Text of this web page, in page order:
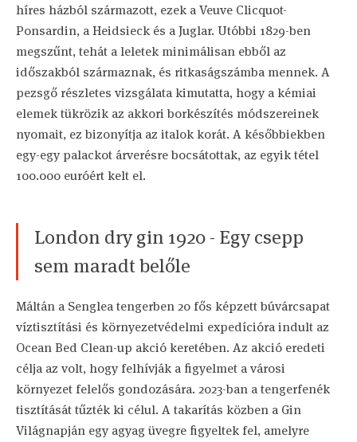
híres házból származott, ezek a Veuve Clicquot-
Ponsardin, a Heidsieck és a Juglar. Utóbbi 1829-ben
megszűnt, tehát a leletek minimálisan ebből az
időszakból származnak, és ritkaságszámba mennek. A
pezsgő részletes vizsgálata kimutatta, hogy a kémiai
elemek tükrözik az akkori borkészítés módszereinek
nyomait, ez bizonyítja az italok korát. A későbbiekben
egy-egy palackot árverésre bocsátottak, az egyik tétel
100.000 euróért kelt el.
London dry gin 1920 - Egy csepp
sem maradt belőle
Máltán a Senglea tengerben 20 fős képzett búvárcsapat
víztisztítási és környezetvédelmi expedícióra indult az
Ocean Bed Clean-up akció keretében. Az akció eredeti
célja az volt, hogy felhívják a figyelmet a városi
környezet felelős gondozására. 2023-ban a tengerfenék
tisztítását tűzték ki célul. A takarítás közben a Gin
Világnapján egy agyag üvegre figyeltek fel, amelyre